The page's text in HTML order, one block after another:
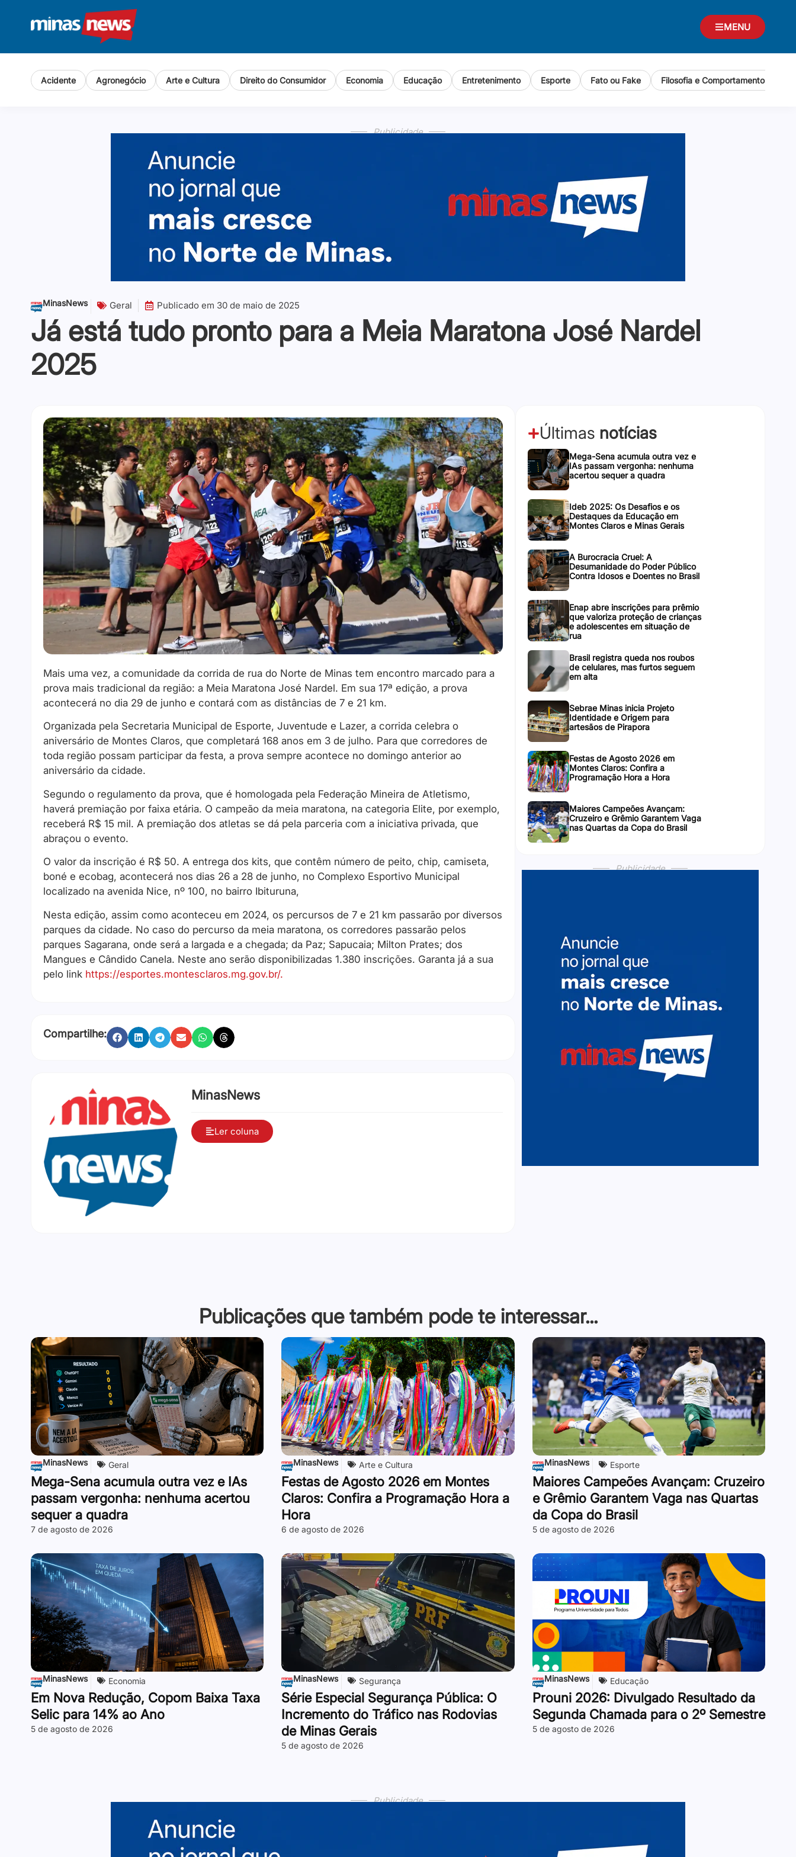
MENU
Acidente Agronegócio Arte e Cultura Direito do Consumidor Economia Educação Entretenimento Esporte Fato ou Fake Filosofia e Comportamento
Publicidade
MinasNews Geral Publicado em 30 de maio de 2025
Já está tudo pronto para a Meia Maratona José Nardel
2025
Mais uma vez, a comunidade da corrida de rua do Norte de Minas tem encontro marcado para a
prova mais tradicional da região: a Meia Maratona José Nardel. Em sua 17ª edição, a prova
acontecerá no dia 29 de junho e contará com as distâncias de 7 e 21 km.
Organizada pela Secretaria Municipal de Esporte, Juventude e Lazer, a corrida celebra o
aniversário de Montes Claros, que completará 168 anos em 3 de julho. Para que corredores de
toda região possam participar da festa, a prova sempre acontece no domingo anterior ao
aniversário da cidade.
Segundo o regulamento da prova, que é homologada pela Federação Mineira de Atletismo,
haverá premiação por faixa etária. O campeão da meia maratona, na categoria Elite, por exemplo,
receberá R$ 15 mil. A premiação dos atletas se dá pela parceria com a iniciativa privada, que
abraçou o evento.
O valor da inscrição é R$ 50. A entrega dos kits, que contêm número de peito, chip, camiseta,
boné e ecobag, acontecerá nos dias 26 a 28 de junho, no Complexo Esportivo Municipal
localizado na avenida Nice, nº 100, no bairro Ibituruna,
Nesta edição, assim como aconteceu em 2024, os percursos de 7 e 21 km passarão por diversos
parques da cidade. No caso do percurso da meia maratona, os corredores passarão pelos
parques Sagarana, onde será a largada e a chegada; da Paz; Sapucaia; Milton Prates; dos
Mangues e Cândido Canela. Neste ano serão disponibilizadas 1.380 inscrições. Garanta já a sua
pelo link https://esportes.montesclaros.mg.gov.br/.
Compartilhe:
MinasNews
Ler coluna
Últimas notícias
Mega-Sena acumula outra vez e
IAs passam vergonha: nenhuma
acertou sequer a quadra
Ideb 2025: Os Desafios e os
Destaques da Educação em
Montes Claros e Minas Gerais
A Burocracia Cruel: A
Desumanidade do Poder Público
Contra Idosos e Doentes no Brasil
Enap abre inscrições para prêmio
que valoriza proteção de crianças
e adolescentes em situação de
rua
Brasil registra queda nos roubos
de celulares, mas furtos seguem
em alta
Sebrae Minas inicia Projeto
Identidade e Origem para
artesãos de Pirapora
Festas de Agosto 2026 em
Montes Claros: Confira a
Programação Hora a Hora
Maiores Campeões Avançam:
Cruzeiro e Grêmio Garantem Vaga
nas Quartas da Copa do Brasil
Publicidade
Publicações que também pode te interessar...
MinasNews Geral
Mega-Sena acumula outra vez e IAs
passam vergonha: nenhuma acertou
sequer a quadra
7 de agosto de 2026
MinasNews Arte e Cultura
Festas de Agosto 2026 em Montes
Claros: Confira a Programação Hora a
Hora
6 de agosto de 2026
MinasNews Esporte
Maiores Campeões Avançam: Cruzeiro
e Grêmio Garantem Vaga nas Quartas
da Copa do Brasil
5 de agosto de 2026
MinasNews Economia
Em Nova Redução, Copom Baixa Taxa
Selic para 14% ao Ano
5 de agosto de 2026
MinasNews Segurança
Série Especial Segurança Pública: O
Incremento do Tráfico nas Rodovias
de Minas Gerais
5 de agosto de 2026
MinasNews Educação
Prouni 2026: Divulgado Resultado da
Segunda Chamada para o 2º Semestre
5 de agosto de 2026
Publicidade